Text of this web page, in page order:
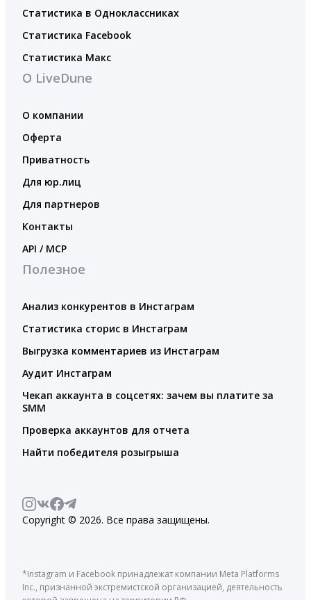
Статистика в Одноклассниках
Статистика Facebook
Статистика Макс
О LiveDune
О компании
Оферта
Приватность
Для юр.лиц
Для партнеров
Контакты
API / MCP
Полезное
Анализ конкурентов в Инстаграм
Статистика сторис в Инстаграм
Выгрузка комментариев из Инстаграм
Аудит Инстаграм
Чекап аккаунта в соцсетях: зачем вы платите за
SMM
Проверка аккаунтов для отчета
Найти победителя розыгрыша
Copyright © 2026. Все права защищены.
*Instagram и Facebook принадлежат компании Meta Platforms
Inc., признанной экстремистской организацией, деятельность